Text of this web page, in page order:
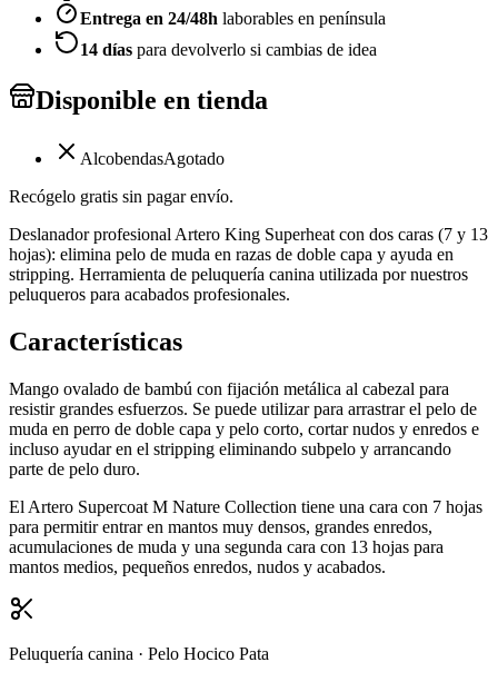
Entrega en 24/48h laborables en península
14 días para devolverlo si cambias de idea
Disponible en tienda
AlcobendasAgotado
Recógelo gratis sin pagar envío.
Deslanador profesional Artero King Superheat con dos caras (7 y 13
hojas): elimina pelo de muda en razas de doble capa y ayuda en
stripping. Herramienta de peluquería canina utilizada por nuestros
peluqueros para acabados profesionales.
Características
Mango ovalado de bambú con fijación metálica al cabezal para
resistir grandes esfuerzos. Se puede utilizar para arrastrar el pelo de
muda en perro de doble capa y pelo corto, cortar nudos y enredos e
incluso ayudar en el stripping eliminando subpelo y arrancando
parte de pelo duro.
El Artero Supercoat M Nature Collection tiene una cara con 7 hojas
para permitir entrar en mantos muy densos, grandes enredos,
acumulaciones de muda y una segunda cara con 13 hojas para
mantos medios, pequeños enredos, nudos y acabados.
Peluquería canina · Pelo Hocico Pata